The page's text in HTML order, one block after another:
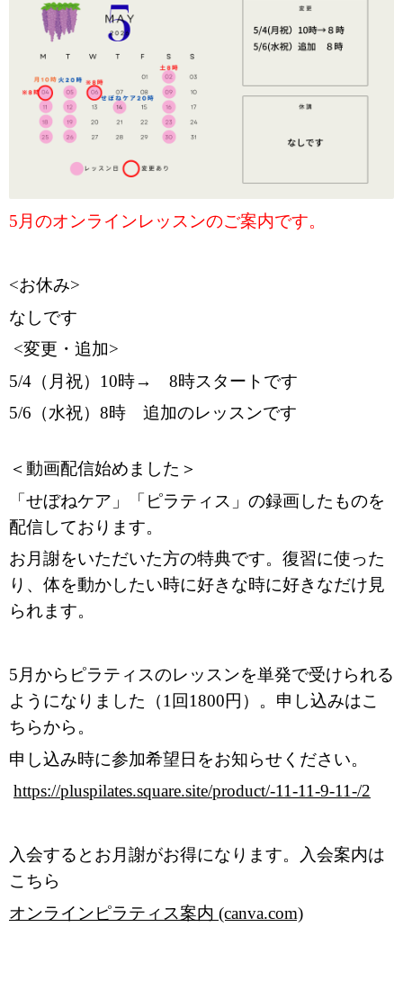
5月のオンラインレッスンのご案内です。
<お休み>
なしです
<変更・追加>
5/4（月祝）10時→ 8時スタートです
5/6（水祝）8時 追加のレッスンです
＜動画配信始めました＞
「せぼねケア」「ピラティス」の録画したものを
配信しております。
お月謝をいただいた方の特典です。復習に使った
り、体を動かしたい時に好きな時に好きなだけ見
られます。
5月からピラティスのレッスンを単発で受けられる
ようになりました（1回1800円）。申し込みはこ
ちらから。
申し込み時に参加希望日をお知らせください。
https://pluspilates.square.site/product/-11-11-9-11-/2
入会するとお月謝がお得になります。入会案内は
こちら
オンラインピラティス案内 (canva.com)